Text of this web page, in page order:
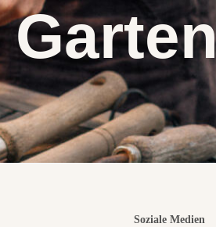
Soziale Medien